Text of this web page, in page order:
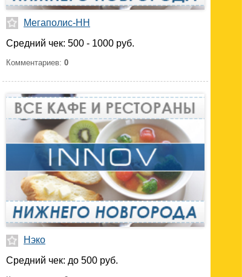
Мегаполис-НН
Средний чек: 500 - 1000 руб.
Комментариев: 0
Нэко
Средний чек: до 500 руб.